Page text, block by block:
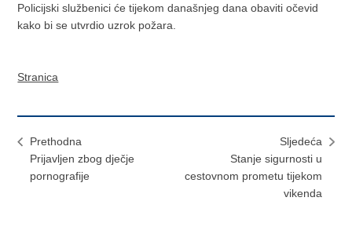
Policijski službenici će tijekom današnjeg dana obaviti očevid
kako bi se utvrdio uzrok požara.
Stranica
Prethodna
Prijavljen zbog dječje
pornografije
Sljedeća
Stanje sigurnosti u
cestovnom prometu tijekom
vikenda